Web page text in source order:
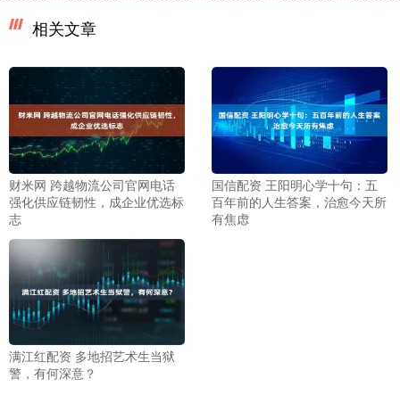
相关文章
财米网 跨越物流公司官网电话
强化供应链韧性，成企业优选标
志
国信配资 王阳明心学十句：五
百年前的人生答案，治愈今天所
有焦虑
满江红配资 多地招艺术生当狱
警，有何深意？